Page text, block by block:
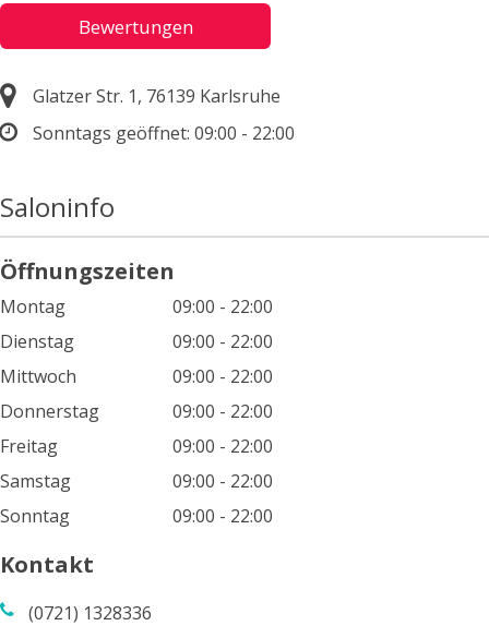
Bewertungen
Glatzer Str. 1, 76139 Karlsruhe
Sonntags geöffnet: 09:00 - 22:00
Saloninfo
Öffnungszeiten
Montag
09:00 - 22:00
Dienstag
09:00 - 22:00
Mittwoch
09:00 - 22:00
Donnerstag
09:00 - 22:00
Freitag
09:00 - 22:00
Samstag
09:00 - 22:00
Sonntag
09:00 - 22:00
Kontakt
(0721) 1328336